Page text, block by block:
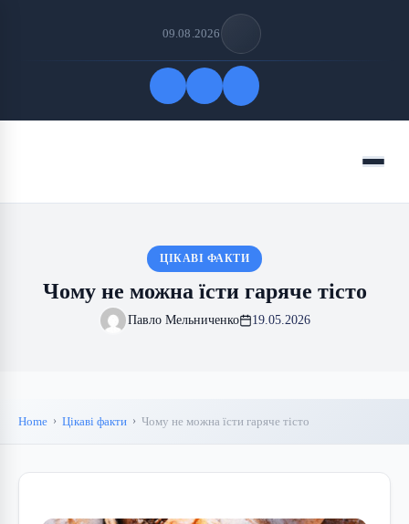
09.08.2026
Menu
ЦІКАВІ ФАКТИ
Чому не можна їсти гаряче тісто
Павло Мельниченко 19.05.2026
Home Цікаві факти Чому не можна їсти гаряче тісто